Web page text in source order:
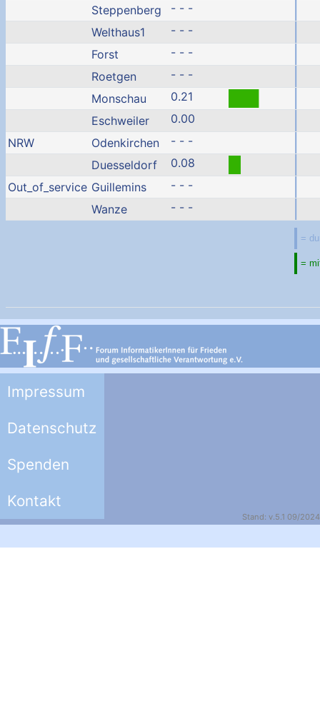
Steppenberg
- - -
Welthaus1
- - -
Forst
- - -
Roetgen
- - -
Monschau
0.21
Eschweiler
0.00
NRW
Odenkirchen
- - -
Duesseldorf
0.08
Out_of_service Guillemins
- - -
Wanze
- - -
Impressum
Datenschutz
Spenden
Kontakt
Stand: v.5.1 09/2024